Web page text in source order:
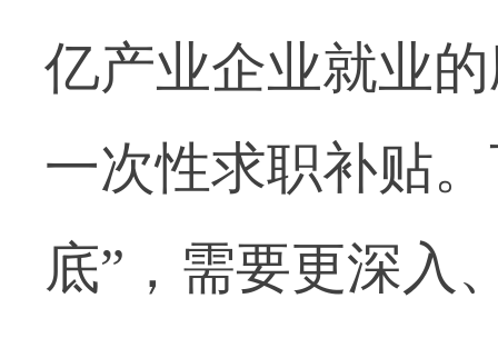
亿产业企业就业
一次性求职补贴
底”，需要更深入